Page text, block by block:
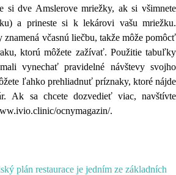
si dve Amslerove mriežky, ak si všimnete
a prineste si k lekárovi vašu mriežku.
znamená včasnú liečbu, takže môže pomôcť
ktorú môžete zažívať. Použitie tabuľky
vynechať pravidelné návštevy svojho
ľahko prehliadnuť príznaky, ktoré nájde
Ak sa chcete dozvedieť viac, navštívte
ocnymagazin/.
plán restaurace je jedním ze základních